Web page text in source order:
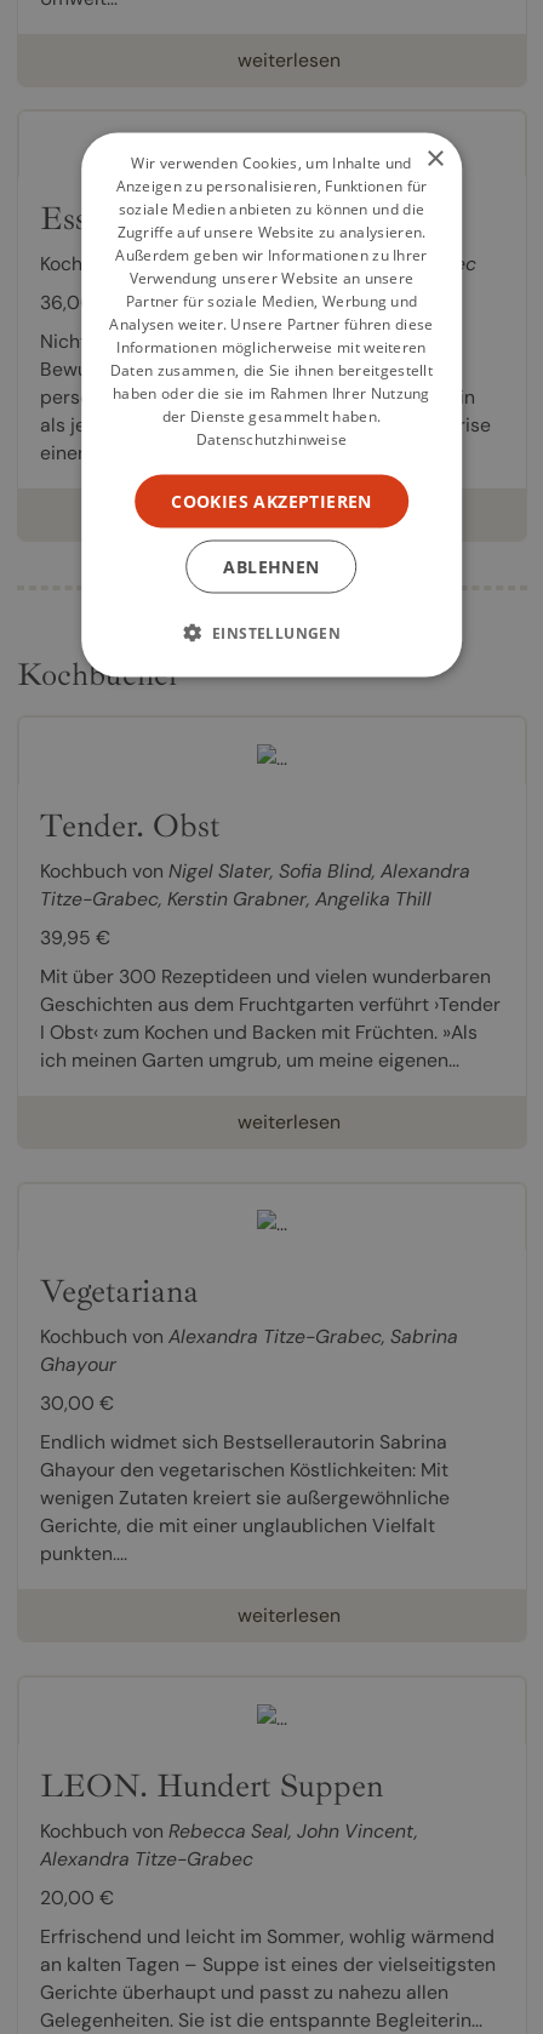
weiterlesen
Essen für die Zukunft
Kochbuch vonTom Hunt, Alexandra Titze-Grabec
36,00 €
Nicht erst seit Fridays for Future nimmt das
Bewusstsein um die Folgen unserer ganz
persönlichen Entscheidungen größeren Raum ein
als je zuvor. Obwohl die Bewältigung der Klimakrise
einen...
weiterlesen
Kochbücher
Tender. Obst
Kochbuch von Nigel Slater, Sofia Blind, Alexandra
Titze-Grabec, Kerstin Grabner, Angelika Thill
39,95 €
Mit über 300 Rezeptideen und vielen wunderbaren
Geschichten aus dem Fruchtgarten verführt ›Tender
I Obst‹ zum Kochen und Backen mit Früchten. »Als
ich meinen Garten umgrub, um meine eigenen...
weiterlesen
Vegetariana
Kochbuch von Alexandra Titze-Grabec, Sabrina
Ghayour
30,00 €
Endlich widmet sich Bestsellerautorin Sabrina
Ghayour den vegetarischen Köstlichkeiten: Mit
wenigen Zutaten kreiert sie außergewöhnliche
Gerichte, die mit einer unglaublichen Vielfalt
punkten....
weiterlesen
LEON. Hundert Suppen
Kochbuch von Rebecca Seal, John Vincent,
Alexandra Titze-Grabec
20,00 €
Erfrischend und leicht im Sommer, wohlig wärmend
an kalten Tagen – Suppe ist eines der vielseitigsten
Gerichte überhaupt und passt zu nahezu allen
Gelegenheiten. Sie ist die entspannte Begleiterin...
×
Wir verwenden Cookies, um Inhalte und
Anzeigen zu personalisieren, Funktionen für
soziale Medien anbieten zu können und die
Zugriffe auf unsere Website zu analysieren.
Außerdem geben wir Informationen zu Ihrer
Verwendung unserer Website an unsere
Partner für soziale Medien, Werbung und
Analysen weiter. Unsere Partner führen diese
Informationen möglicherweise mit weiteren
Daten zusammen, die Sie ihnen bereitgestellt
haben oder die sie im Rahmen Ihrer Nutzung
der Dienste gesammelt haben.
Datenschutzhinweise
COOKIES AKZEPTIEREN
ABLEHNEN
EINSTELLUNGEN